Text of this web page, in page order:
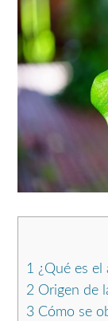
1 ¿Qué es el
2 Origen de
3 Cómo se